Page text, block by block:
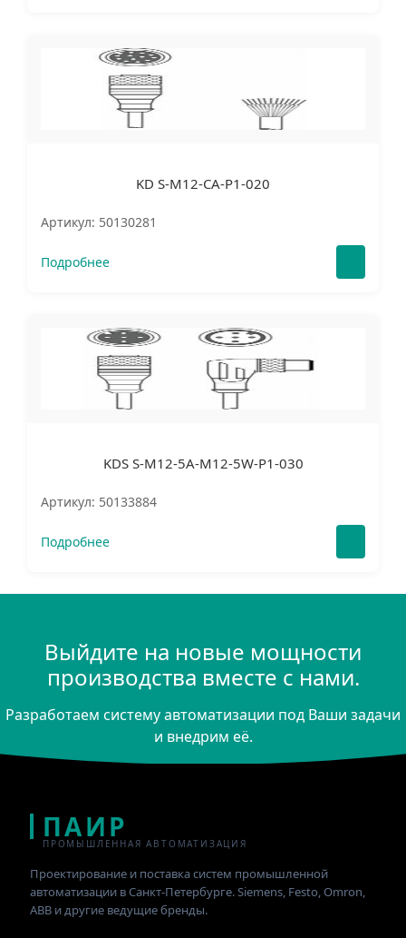
KD S-M12-CA-P1-020
Артикул: 50130281
Подробнее
KDS S-M12-5A-M12-5W-P1-030
Артикул: 50133884
Подробнее
Выйдите на новые мощности
производства вместе с нами.
Разработаем систему автоматизации под Ваши задачи
и внедрим её.
ПАИР
ПРОМЫШЛЕННАЯ АВТОМАТИЗАЦИЯ
Проектирование и поставка систем промышленной
автоматизации в Санкт-Петербурге. Siemens, Festo, Omron,
ABB и другие ведущие бренды.